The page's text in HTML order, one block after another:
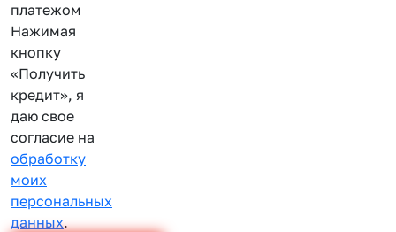
платежом
Нажимая
кнопку
«Получить
кредит», я
даю свое
согласие на
обработку
моих
персональных
данных.